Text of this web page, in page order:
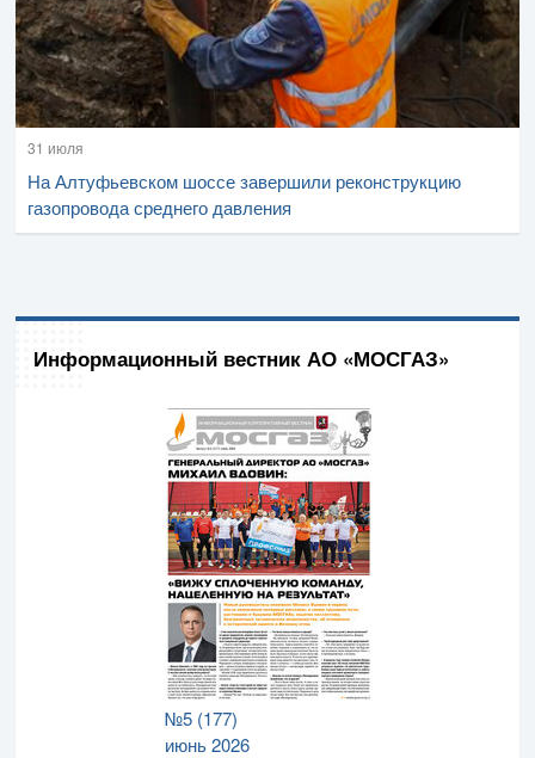
31 июля
На Алтуфьевском шоссе завершили реконструкцию
газопровода среднего давления
Информационный вестник АО «МОСГАЗ»
№5 (177)
июнь 2026